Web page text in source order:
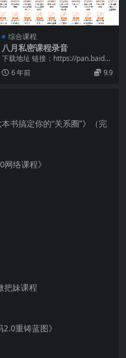
综合课程
八月私密课程录音
下载地址 链接：https://pan.baidu.
com/s/1swciVZX...
6 年前 9.9
书搞定你的“关系圈”》（完
络课程》
把妹课程
重铸蓝图》